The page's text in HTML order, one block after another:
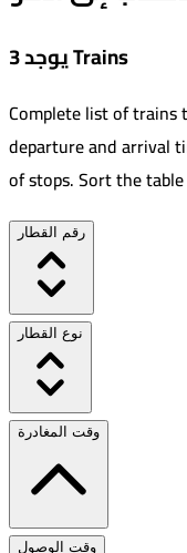
يوجد 3 Trains
Complete list of trains
departure and arrival
of stops. Sort the
رقم القطار
نوع القطار
وقت المغادرة
وقت الوصول